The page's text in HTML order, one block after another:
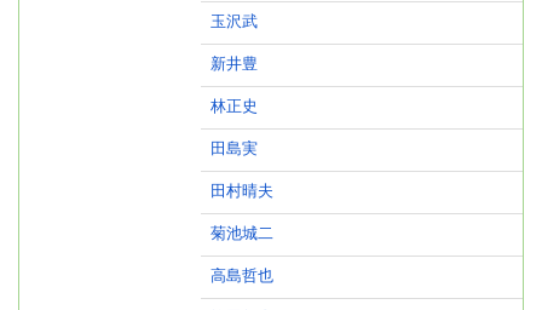
玉沢武
新井豊
林正史
田島実
田村晴夫
菊池城二
高島哲也